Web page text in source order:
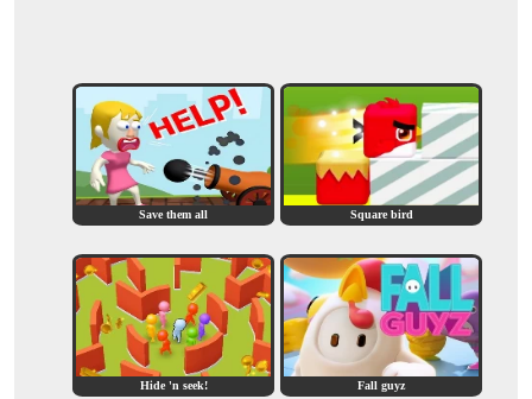
Save them all Square bird
Hide 'n seek! Fall guyz